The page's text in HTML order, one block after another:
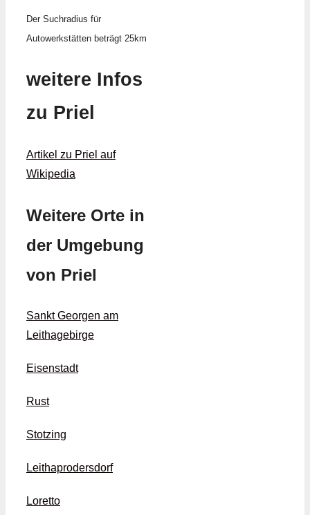
Der Suchradius für
Autowerkstätten beträgt 25km
weitere Infos
zu Priel
Artikel zu Priel auf
Wikipedia
Weitere Orte in
der Umgebung
von Priel
Sankt Georgen am
Leithagebirge
Eisenstadt
Rust
Stotzing
Leithaprodersdorf
Loretto